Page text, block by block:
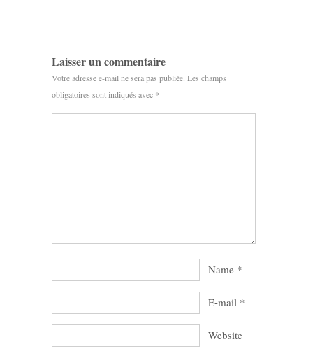
Laisser un commentaire
Votre adresse e-mail ne sera pas publiée. Les champs
obligatoires sont indiqués avec *
Name *
E-mail *
Website